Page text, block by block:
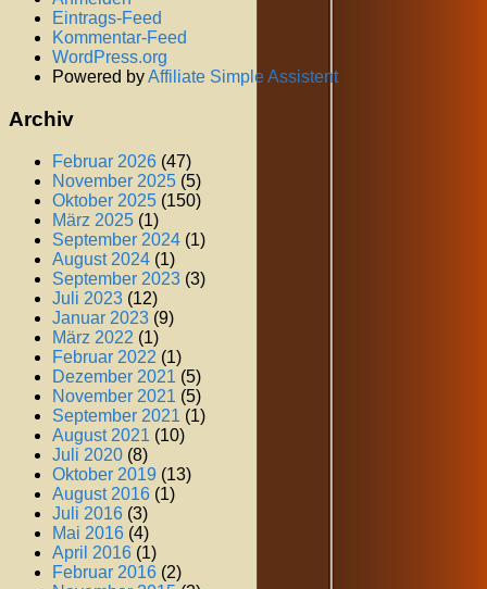
Eintrags-Feed
Kommentar-Feed
WordPress.org
Powered byAffiliate Simple Assistent
Archiv
Februar 2026 (47)
November 2025 (5)
Oktober 2025 (150)
März 2025 (1)
September 2024 (1)
August 2024 (1)
September 2023 (3)
Juli 2023 (12)
Januar 2023 (9)
März 2022 (1)
Februar 2022 (1)
Dezember 2021 (5)
November 2021 (5)
September 2021 (1)
August 2021 (10)
Juli 2020 (8)
Oktober 2019 (13)
August 2016 (1)
Juli 2016 (3)
Mai 2016 (4)
April 2016 (1)
Februar 2016 (2)